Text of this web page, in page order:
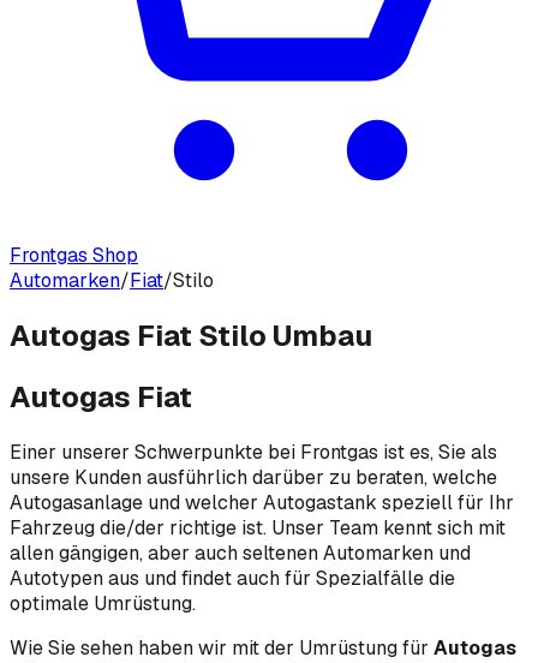
Frontgas Shop
Automarken/Fiat/Stilo
Autogas Fiat Stilo Umbau
Autogas Fiat
Einer unserer Schwerpunkte bei Frontgas ist es, Sie als
unsere Kunden ausführlich darüber zu beraten, welche
Autogasanlage und welcher Autogastank speziell für Ihr
Fahrzeug die/der richtige ist. Unser Team kennt sich mit
allen gängigen, aber auch seltenen Automarken und
Autotypen aus und findet auch für Spezialfälle die
optimale Umrüstung.
Wie Sie sehen haben wir mit der Umrüstung für Autogas